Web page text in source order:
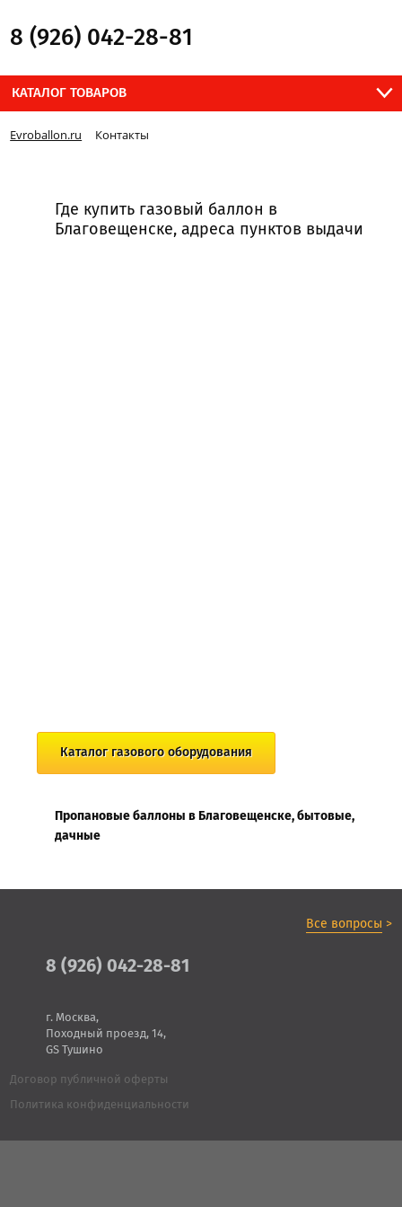
8 (926) 042-28-81
КАТАЛОГ ТОВАРОВ
Evroballon.ru Контакты
Каталог газового оборудования
Пропановые баллоны в Благовещенске, бытовые,
дачные
Где купить газовый баллон в
Благовещенске, адреса пунктов выдачи
Все вопросы >
8 (926) 042-28-81
г. Москва,
Походный проезд, 14,
GS Тушино
Договор публичной оферты
Политика конфиденциальности